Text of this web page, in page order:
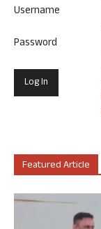
Username
Password
Featured Article